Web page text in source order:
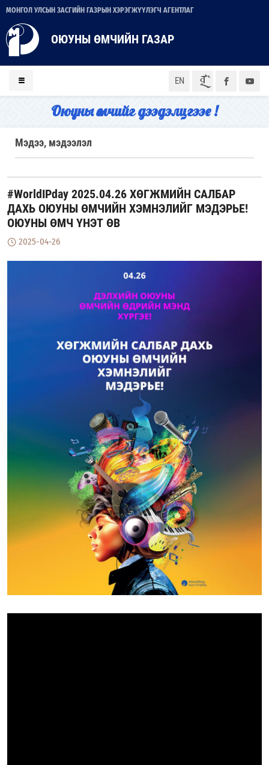
МОНГОЛ УЛСЫН ЗАСГИЙН ГАЗРЫН ХЭРЭГЖҮҮЛЭГЧ АГЕНТЛАГ
ОЮУНЫ ӨМЧИЙН ГАЗАР
EN ᠮᠣᠨ
Оюуны өмчийг дээдэлцгээе !
Мэдээ, мэдээлэл
#WorldIPday 2025.04.26 ХӨГЖМИЙН САЛБАР
ДАХЬ ОЮУНЫ ӨМЧИЙН ХЭМНЭЛИЙГ МЭДЭРЬЕ!
ОЮУНЫ ӨМЧ ҮНЭТ ӨВ
2025-04-26